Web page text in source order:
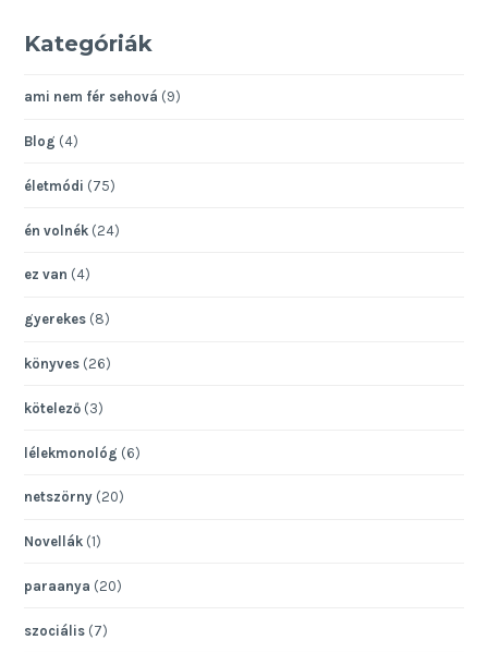
Kategóriák
ami nem fér sehová (9)
Blog (4)
életmódi (75)
én volnék (24)
ez van (4)
gyerekes (8)
könyves (26)
kötelező (3)
lélekmonológ (6)
netszörny (20)
Novellák (1)
paraanya (20)
szociális (7)